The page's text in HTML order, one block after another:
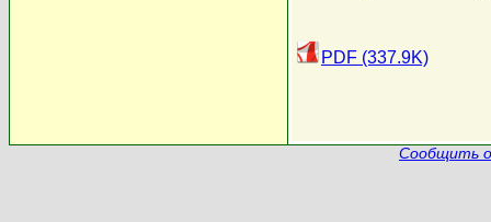
PDF (337.9K)
Сообщить о